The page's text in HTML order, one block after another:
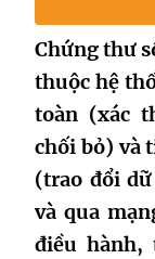
Chứng thư
thuộc hệ
toàn (xác
chối bỏ) và
(trao đổi
và qua
điều hành,